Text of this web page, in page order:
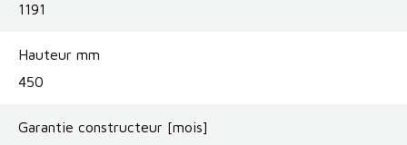
1191
Hauteur mm
450
Garantie constructeur [mois]